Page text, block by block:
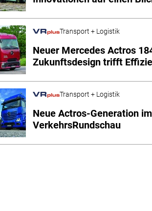
Transport + Logistik
Neuer Mercedes Actros
Zukunftsdesign trifft
Transport + Logistik
Neue Actros-Generation
VerkehrsRundschau